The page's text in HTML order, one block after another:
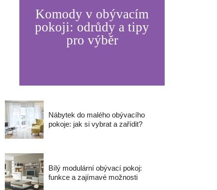
Komody v obývacím
pokoji: odrůdy a tipy
pro výběr
Nábytek do malého obývacího
pokoje: jak si vybrat a zařídit?
Bílý modulární obývací pokoj:
funkce a zajímavé možnosti